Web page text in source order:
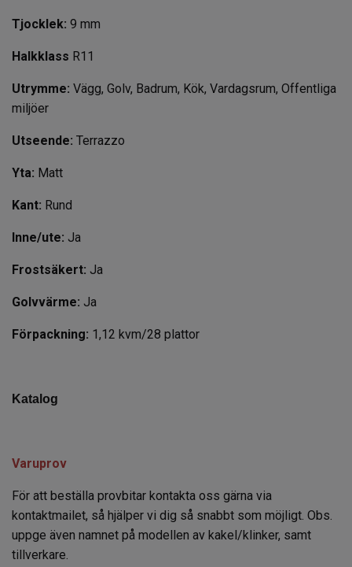
Tjocklek: 9 mm
Halkklass R11
Utrymme: Vägg, Golv, Badrum, Kök, Vardagsrum, Offentliga
miljöer
Utseende: Terrazzo
Yta: Matt
Kant: Rund
Inne/ute: Ja
Frostsäkert: Ja
Golvvärme: Ja
Förpackning: 1,12 kvm/28 plattor
Katalog
Varuprov
För att beställa provbitar kontakta oss gärna via
kontaktmailet, så hjälper vi dig så snabbt som möjligt. Obs.
uppge även namnet på modellen av kakel/klinker, samt
tillverkare.